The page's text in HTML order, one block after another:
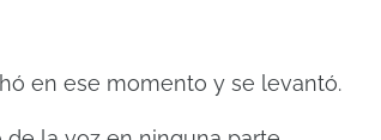
en ese momento y se levantó.